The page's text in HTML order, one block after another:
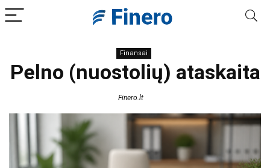
Finansai
Pelno (nuostolių) ataskaita
Finero.lt